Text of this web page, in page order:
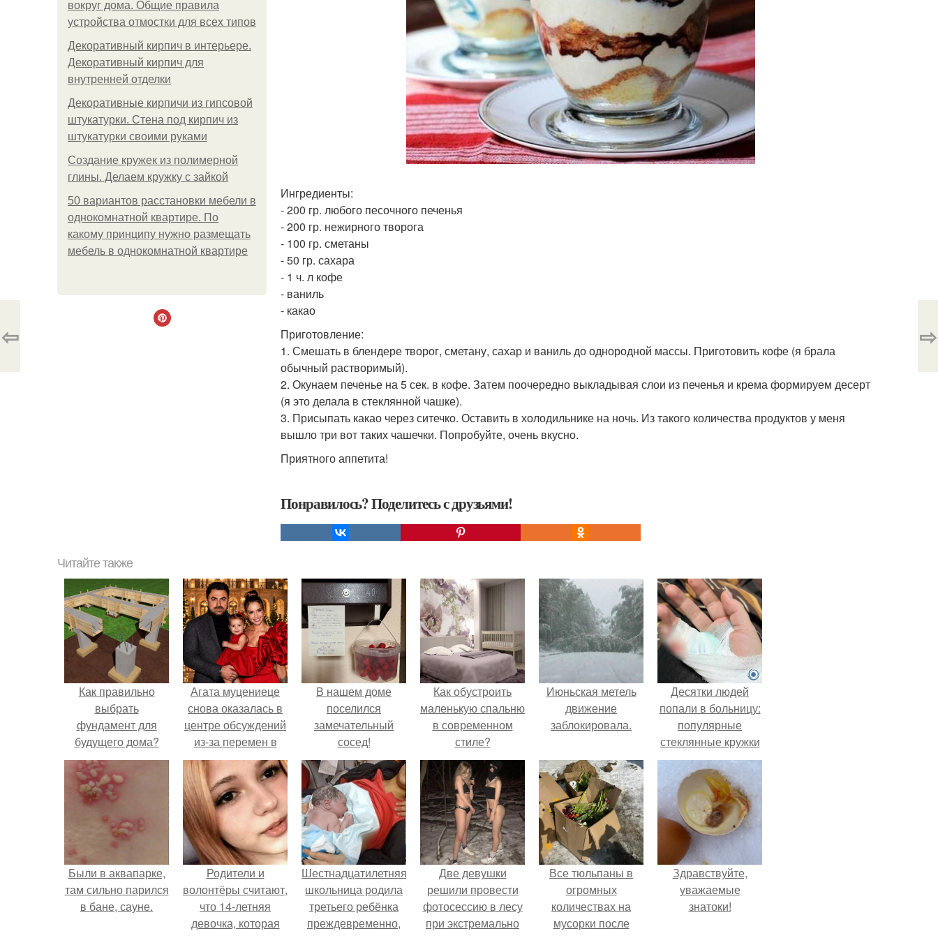
вокруг дома. Общие правила
устройства отмостки для всех типов
Декоративный кирпич в интерьере.
Декоративный кирпич для
внутренней отделки
Декоративные кирпичи из гипсовой
штукатурки. Стена под кирпич из
штукатурки своими руками
Создание кружек из полимерной
глины. Делаем кружку с зайкой
50 вариантов расстановки мебели в
однокомнатной квартире. По
какому принципу нужно размещать
мебель в однокомнатной квартире
Ингредиенты:
- 200 гр. любого песочного печенья
- 200 гр. нежирного творога
- 100 гр. сметаны
- 50 гр. сахара
- 1 ч. л кофе
- ваниль
- какао
Приготовление:
1. Смешать в блендере творог, сметану, сахар и ваниль до однородной массы. Приготовить кофе (я брала
обычный растворимый).
2. Окунаем печенье на 5 сек. в кофе. Затем поочередно выкладывая слои из печенья и крема формируем десерт
(я это делала в стеклянной чашке).
3. Присыпать какао через ситечко. Оставить в холодильнике на ночь. Из такого количества продуктов у меня
вышло три вот таких чашечки. Попробуйте, очень вкусно.
Приятного аппетита!
Понравилось? Поделитесь с друзьями!
⇦ ⇨
Читайте также
Как правильно
выбрать
фундамент для
будущего дома?
Агата муцениеце
снова оказалась в
центре обсуждений
из-за перемен в
личной жизни.
В нашем доме
поселился
замечательный
сосед!
Как обустроить
маленькую спальню
в современном
стиле?
Июньская метель
движение
заблокировала.
Десятки людей
попали в больницу:
популярные
стеклянные кружки
с двойными
стенками
взрываются при
мытье.
Были в аквапарке,
там сильно парился
в бане, сауне.
Родители и
волонтёры считают,
что 14-летняя
девочка, которая
Шестнадцатилетняя
школьница родила
третьего ребёнка
преждевременно,
Две девушки
решили провести
фотосессию в лесу
при экстремально
Все тюльпаны в
огромных
количествах на
мусорки после
Здравствуйте,
уважаемые
знатоки!